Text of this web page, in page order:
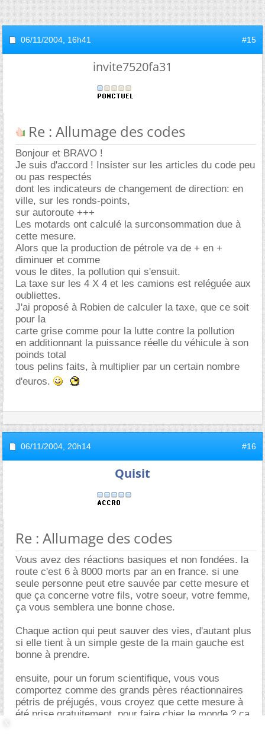
06/11/2004, 16h41 #15
invite7520fa31
Re : Allumage des codes
Bonjour et BRAVO !
Je suis d'accord ! Insister sur les articles du code peu
ou pas respectés
dont les indicateurs de changement de direction: en
ville, sur les ronds-points,
sur autoroute +++
Les motards ont calculé la surconsommation due à
cette mesure.
Alors que la production de pétrole va de + en +
diminuer et comme
vous le dites, la pollution qui s'ensuit.
La taxe sur les 4 X 4 et les camions est reléguée aux
oubliettes.
J'ai proposé à Robien de calculer la taxe, que ce soit
pour la
carte grise comme pour la lutte contre la pollution
en additionnant la puissance réelle du véhicule à son
poinds total
tous pelins faits, à multiplier par un certain nombre
d'euros.
06/11/2004, 20h14 #16
Quisit
Re : Allumage des codes
Vous avez des réactions basiques et non fondées. la
route c'est 6 à 8000 morts par an en france. si une
seule personne peut etre sauvée par cette mesure et
que ça concerne votre fils, votre soeur, votre femme,
ça vous semblera une bonne chose.
Chaque action qui peut sauver des vies, d'autant plus
si elle tient à un simple geste de la main gauche est
bonne à prendre.
ensuite, pour un forum scientifique, vous vous
comportez comme des grands pères réactionnaires
pétris de préjugés, vous croyez que cette mesure à
été prise gratuitement, pour faire chier le monde ? ça